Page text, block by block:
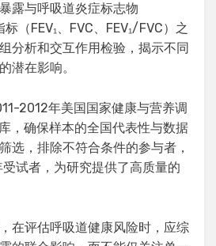
露与呼吸道炎症标志物
标（FEV₁、FVC、FEV₁/FVC）之
分析和交互作用检验，揭示不同
潜在影响。
2012年美国国家健康与营养调
，确保样本的全国代表性与数据
选，排除不符合条件的参与者，
试者，为研究提供了高质量的
在评估呼吸道健康风险时，应综